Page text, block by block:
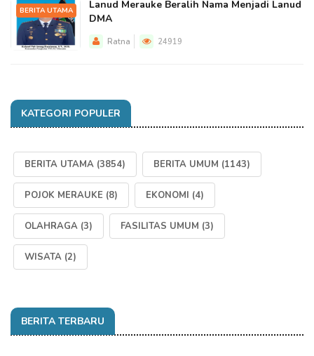
BERITA UTAMA
Lanud Merauke Beralih Nama Menjadi Lanud
DMA
Ratna 24919
KATEGORI POPULER
BERITA UTAMA (3854) BERITA UMUM (1143)
POJOK MERAUKE (8) EKONOMI (4)
OLAHRAGA (3) FASILITAS UMUM (3)
WISATA (2)
BERITA TERBARU